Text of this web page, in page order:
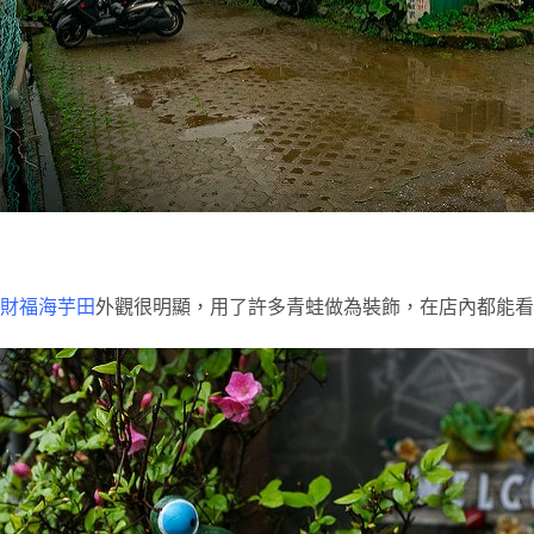
財福海芋田外觀很明顯，用了許多青蛙做為裝飾，在店內都能